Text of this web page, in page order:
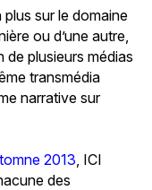
sur le domaine
ou d’une autre,
de plusieurs médias
transmédia
narrative sur
2013 , ICI
des